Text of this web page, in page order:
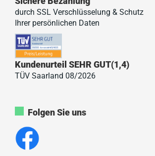
durch SSL Verschlüsselung & Schutz
Ihrer persönlichen Daten
Kundenurteil SEHR GUT(1,4)
TÜV Saarland 08/2026
Folgen Sie uns